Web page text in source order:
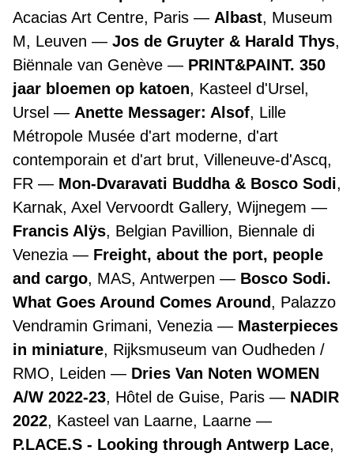
Acacias Art Centre, Paris
Albast, Museum
M, Leuven
Jos de Gruyter & Harald Thys,
Biënnale van Genève
PRINT&PAINT. 350
jaar bloemen op katoen, Kasteel d'Ursel,
Ursel
Anette Messager: Alsof, Lille
Métropole Musée d'art moderne, d'art
contemporain et d'art brut, Villeneuve-d'Ascq,
FR
Mon-Dvaravati Buddha & Bosco Sodi,
Karnak, Axel Vervoordt Gallery, Wijnegem
Francis Alÿs, Belgian Pavillion, Biennale di
Venezia
Freight, about the port, people
and cargo, MAS, Antwerpen
Bosco Sodi.
What Goes Around Comes Around, Palazzo
Vendramin Grimani, Venezia
Masterpieces
in miniature, Rijksmuseum van Oudheden /
RMO, Leiden
Dries Van Noten WOMEN
A/W 2022-23, Hôtel de Guise, Paris
NADIR
2022, Kasteel van Laarne, Laarne
P.LACE.S - Looking through Antwerp Lace,